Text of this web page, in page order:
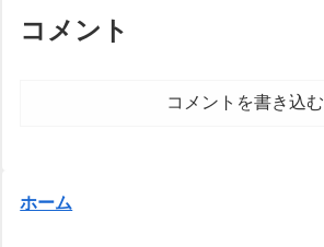
コメント
コメントを書き込む
ホーム